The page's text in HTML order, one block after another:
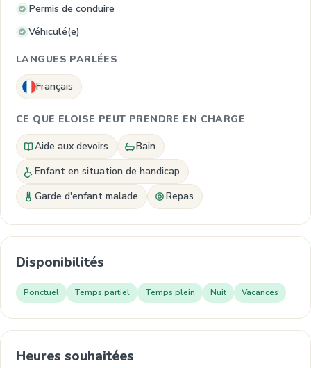
Permis de conduire
Véhiculé(e)
LANGUES PARLÉES
Français
CE QUE ELOISE PEUT PRENDRE EN CHARGE
Aide aux devoirs
Bain
Enfant en situation de handicap
Garde d'enfant malade
Repas
Disponibilités
Ponctuel Temps partiel Temps plein Nuit Vacances
Heures souhaitées